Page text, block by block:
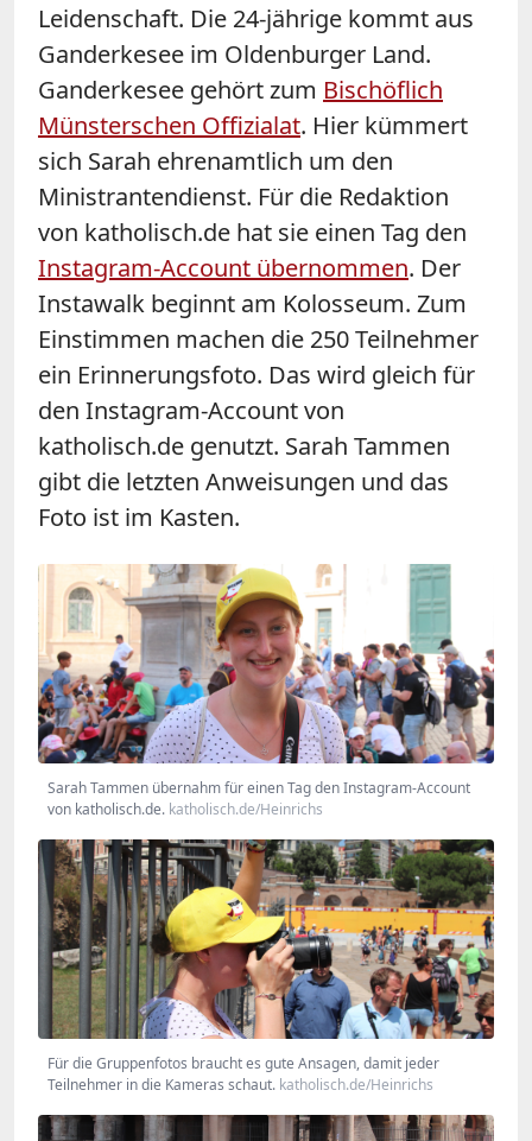
Leidenschaft. Die 24-jährige kommt aus
Ganderkesee im Oldenburger Land.
Ganderkesee gehört zum Bischöflich
Münsterschen Offizialat. Hier kümmert
sich Sarah ehrenamtlich um den
Ministrantendienst. Für die Redaktion
von katholisch.de hat sie einen Tag den
Instagram-Account übernommen. Der
Instawalk beginnt am Kolosseum. Zum
Einstimmen machen die 250 Teilnehmer
ein Erinnerungsfoto. Das wird gleich für
den Instagram-Account von
katholisch.de genutzt. Sarah Tammen
gibt die letzten Anweisungen und das
Foto ist im Kasten.
Sarah Tammen übernahm für einen Tag den Instagram-Account
von katholisch.de. katholisch.de/Heinrichs
Für die Gruppenfotos braucht es gute Ansagen, damit jeder
Teilnehmer in die Kameras schaut. katholisch.de/Heinrichs